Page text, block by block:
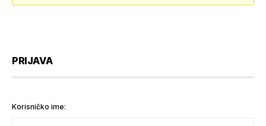
PRIJAVA
Korisničko ime: